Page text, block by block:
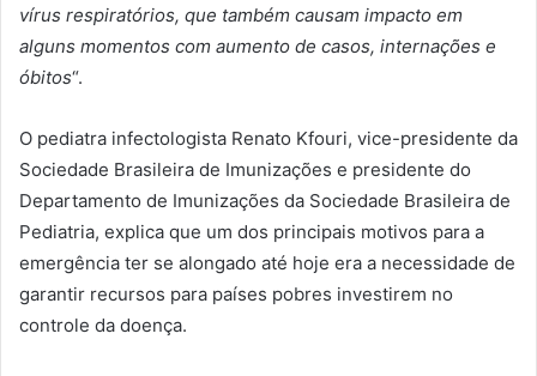
vírus respiratórios, que também causam impacto em
alguns momentos com aumento de casos, internações e
óbitos“.
O pediatra infectologista Renato Kfouri, vice-presidente da
Sociedade Brasileira de Imunizações e presidente do
Departamento de Imunizações da Sociedade Brasileira de
Pediatria, explica que um dos principais motivos para a
emergência ter se alongado até hoje era a necessidade de
garantir recursos para países pobres investirem no
controle da doença.